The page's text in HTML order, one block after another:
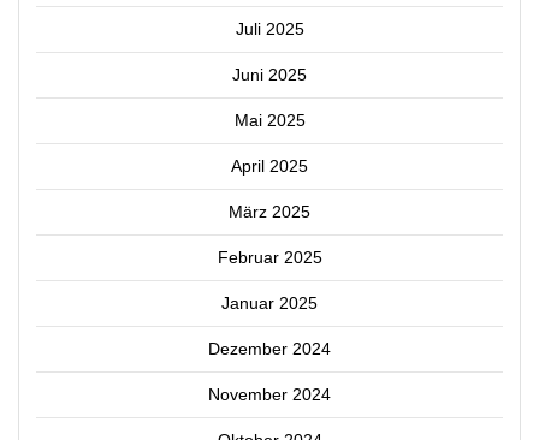
Juli 2025
Juni 2025
Mai 2025
April 2025
März 2025
Februar 2025
Januar 2025
Dezember 2024
November 2024